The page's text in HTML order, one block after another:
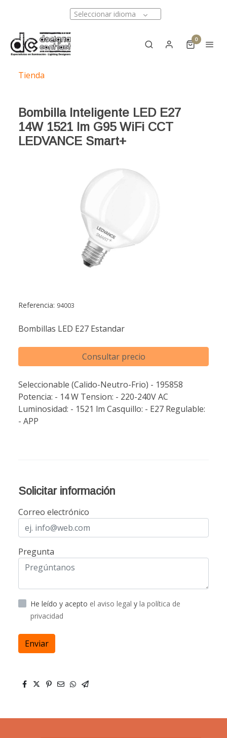
Seleccionar idioma
0
Tienda
Bombilla Inteligente LED E27
14W 1521 lm G95 WiFi CCT
LEDVANCE Smart+
Referencia: 94003
Bombillas LED E27 Estandar
Consultar precio
Seleccionable (Calido-Neutro-Frio) - 195858
Potencia: - 14 W Tension: - 220-240V AC
Luminosidad: - 1521 lm Casquillo: - E27 Regulable:
- APP
Solicitar información
Correo electrónico
Pregunta
He leído y acepto el aviso legal y la política de
privacidad
Enviar